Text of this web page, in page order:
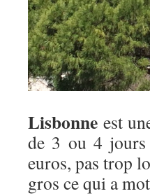
Lisbonne est
de 3 ou 4 jours
euros, pas trop
gros ce qui a